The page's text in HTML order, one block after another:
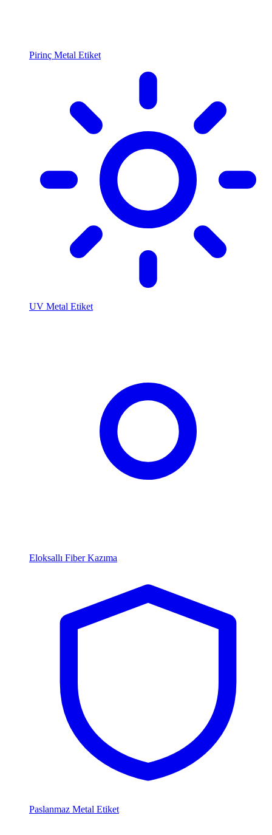
Pirinç Metal Etiket
UV Metal Etiket
Eloksallı Fiber Kazıma
Paslanmaz Metal Etiket